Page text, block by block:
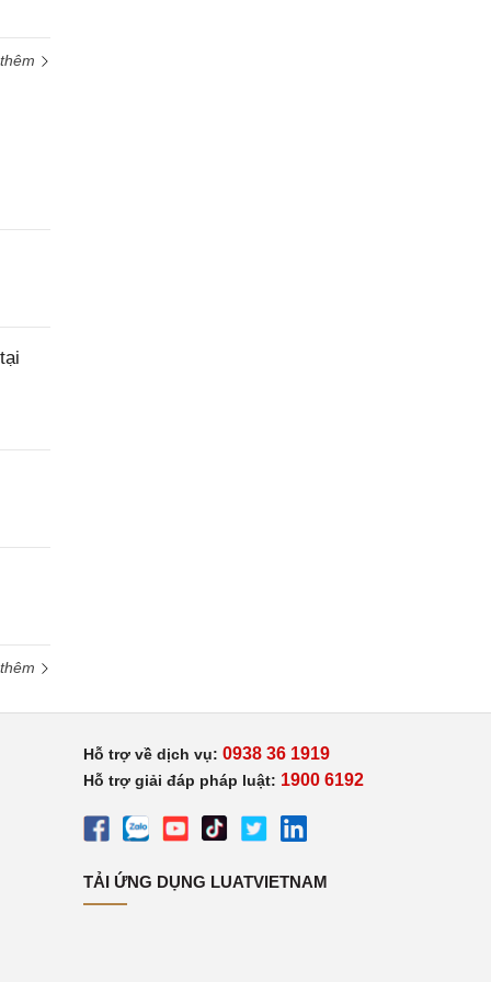
Hỗ trợ về dịch vụ: 0938 36 1919
Hỗ trợ giải đáp pháp luật: 1900 6192
TẢI ỨNG DỤNG LUATVIETNAM